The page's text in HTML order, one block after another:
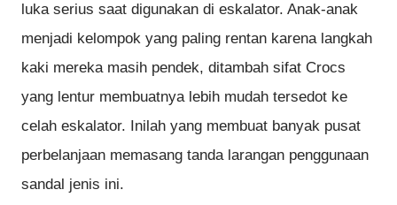
luka serius saat digunakan di eskalator. Anak-anak
menjadi kelompok yang paling rentan karena langkah
kaki mereka masih pendek, ditambah sifat Crocs
yang lentur membuatnya lebih mudah tersedot ke
celah eskalator. Inilah yang membuat banyak pusat
perbelanjaan memasang tanda larangan penggunaan
sandal jenis ini.